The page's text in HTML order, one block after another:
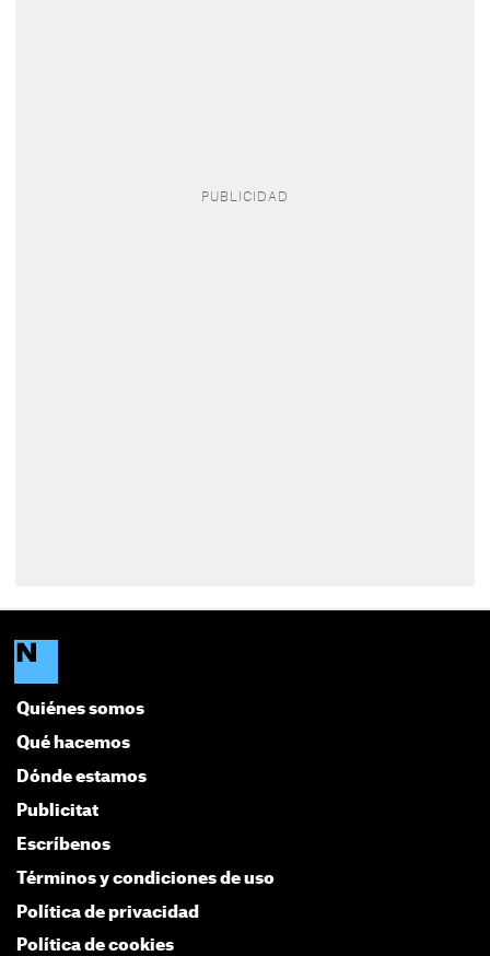
Quiénes somos
Qué hacemos
Dónde estamos
Publicitat
Escríbenos
Términos y condiciones de uso
Política de privacidad
Política de cookies